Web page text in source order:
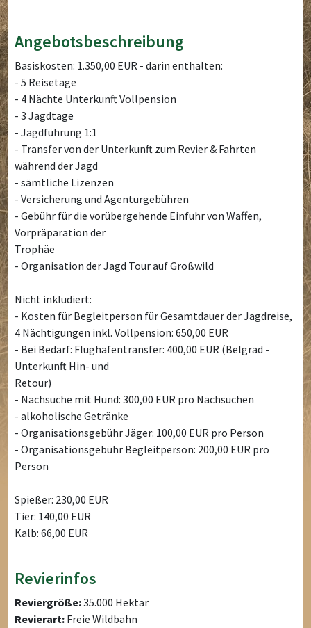
Angebotsbeschreibung
Basiskosten: 1.350,00 EUR - darin enthalten:
- 5 Reisetage
- 4 Nächte Unterkunft Vollpension
- 3 Jagdtage
- Jagdführung 1:1
- Transfer von der Unterkunft zum Revier & Fahrten
während der Jagd
- sämtliche Lizenzen
- Versicherung und Agenturgebühren
- Gebühr für die vorübergehende Einfuhr von Waffen,
Vorpräparation der
Trophäe
- Organisation der Jagd Tour auf Großwild
Nicht inkludiert:
- Kosten für Begleitperson für Gesamtdauer der Jagdreise,
4 Nächtigungen inkl. Vollpension: 650,00 EUR
- Bei Bedarf: Flughafentransfer: 400,00 EUR (Belgrad -
Unterkunft Hin- und
Retour)
- Nachsuche mit Hund: 300,00 EUR pro Nachsuchen
- alkoholische Getränke
- Organisationsgebühr Jäger: 100,00 EUR pro Person
- Organisationsgebühr Begleitperson: 200,00 EUR pro
Person
Spießer: 230,00 EUR
Tier: 140,00 EUR
Kalb: 66,00 EUR
Revierinfos
Reviergröße:35.000 Hektar
Revierart: Freie Wildbahn